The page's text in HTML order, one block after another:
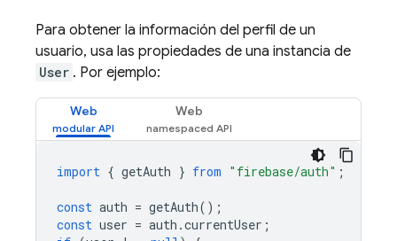
Para obtener la información del perfil de un
usuario, usa las propiedades de una instancia de
User . Por ejemplo:
Web Web
import { getAuth } from "firebase/auth" ;
const auth = getAuth();
const user = auth .currentUser ;